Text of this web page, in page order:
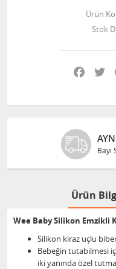
Ürün
Stok
Bayi
Ürün
Wee Baby Silikon Emzikli
Silikon kiraz uçlu
Bebeğin tutabilmesi
iki yanında özel